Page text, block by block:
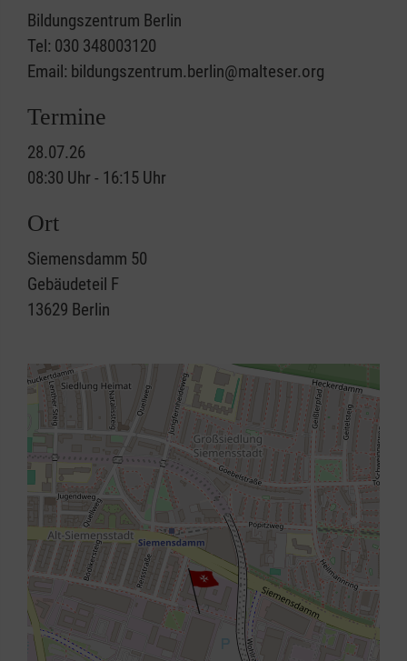
Bildungszentrum Berlin
Tel: 030 348003120
Email: bildungszentrum.berlin@malteser.org
Termine
28.07.26
08:30 Uhr - 16:15 Uhr
Ort
Siemensdamm 50
Gebäudeteil F
13629 Berlin